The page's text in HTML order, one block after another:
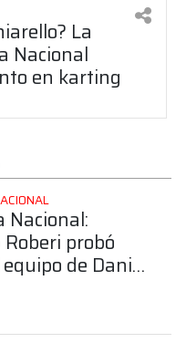
La
Nacional
en karting
Nacional:
probó
de Daniel